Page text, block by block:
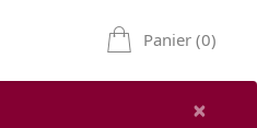
Panier (0)
×